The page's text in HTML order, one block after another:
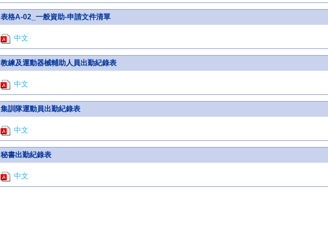
表格A-02_一般資助-申請文件清單
中文
教練及運動器械輔助人員出勤紀錄表
中文
集訓隊運動員出勤紀錄表
中文
秘書出勤紀錄表
中文